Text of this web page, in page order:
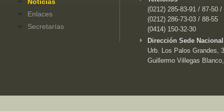
Enlaces
Secretarías
(0212) 285-83-91 / 87-50 /
(0212) 286-73-03 / 88-55
(0414) 150-32-30
Dirección Sede
Urb. Los Palos Grandes,
Guillermo Villegas